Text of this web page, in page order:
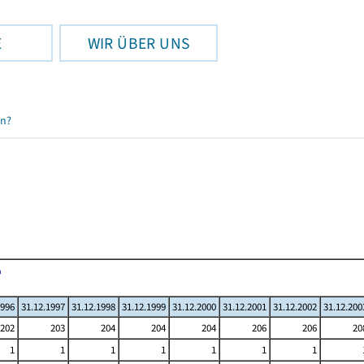
WIR ÜBER UNS
31.12.1997 31.12.1998 31.12.1999 31.12.2000 31.12.2001 31.12.2002
202 203 204 204 204 206 206
1 1 1 1 1 1 1